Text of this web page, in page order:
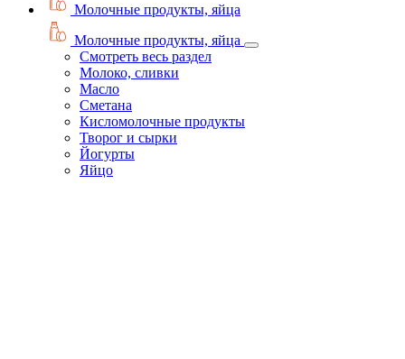
Молочные продукты, яйца
Молочные продукты, яйца
Смотреть весь раздел
Молоко, сливки
Масло
Сметана
Кисломолочные продукты
Творог и сырки
Йогурты
Яйцо